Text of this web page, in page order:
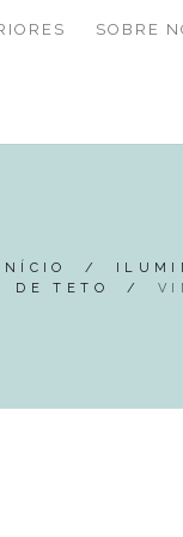
SOBRE
/
DE TETO
/